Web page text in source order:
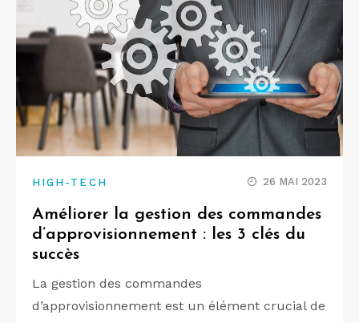
HIGH-TECH 26 MAI 2023
Améliorer la gestion des commandes
d’approvisionnement : les 3 clés du
succès
La gestion des commandes
d’approvisionnement est un élément crucial de